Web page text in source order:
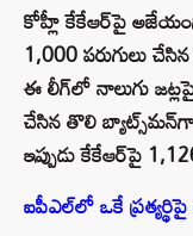
కోహ్లీ కేకేఆర్‌పై
1,000 పరుగులు
ఈ లీగ్‌లో నాలుగు
చేసిన తొలి బ్యాట్స్‌మన్‌గా
ఇప్పుడు కేకేఆర్‌పై
ఐపీఎల్‌లో ఒకే ప్రత్యర్థిపై